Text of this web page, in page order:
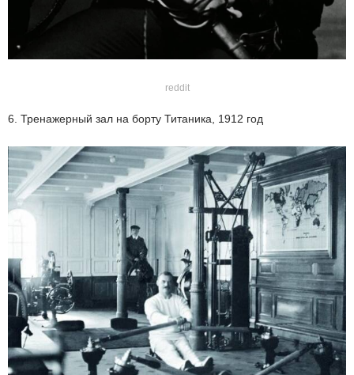
reddit
6. Тренажерный зал на борту Титаника, 1912 год